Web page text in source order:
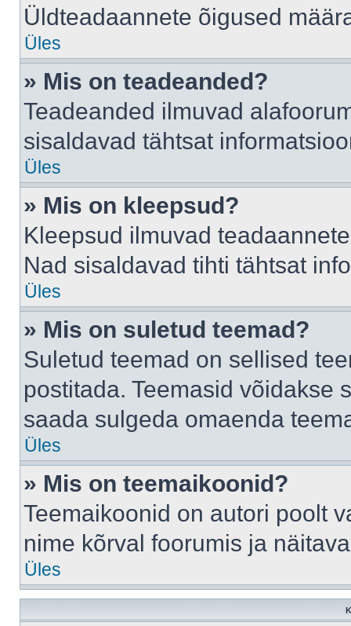
Üldteadaannete õigused
Üles
» Mis on teadeanded?
Teadeanded ilmuvad
sisaldavad tähtsat
Üles
» Mis on kleepsud?
Kleepsud ilmuvad
Nad sisaldavad tihti tähtsat
Üles
» Mis on suletud teemad?
Suletud teemad on sellised
postitada. Teemasid võidakse
saada sulgeda omaenda
Üles
» Mis on teemaikoonid?
Teemaikoonid on autori poolt
nime kõrval foorumis ja
Üles